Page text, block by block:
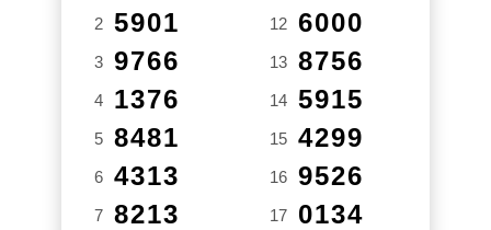
2 5901
3 9766
4 1376
5 8481
6 4313
7 8213
12 6000
13 8756
14 5915
15 4299
16 9526
17 0134